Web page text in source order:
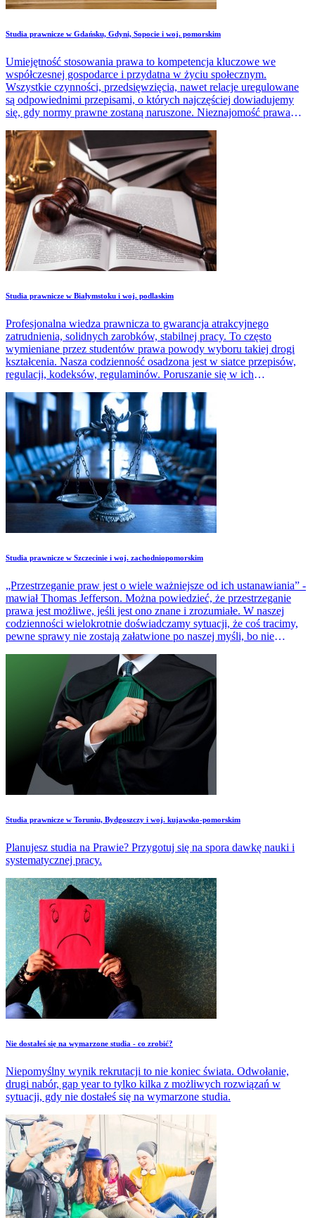
Studia prawnicze w Gdańsku, Gdyni, Sopocie i woj. pomorskim
Umiejętność stosowania prawa to kompetencja kluczowe we
współczesnej gospodarce i przydatna w życiu społecznym.
Wszystkie czynności, przedsięwzięcia, nawet relacje uregulowane
są odpowiednimi przepisami, o których najczęściej dowiadujemy
się, gdy normy prawne zostaną naruszone. Nieznajomość prawa
uregulowań jest niezrozumiałych, niekiedy niewłaściwie
interpretowanych, co może skutkować niepożądanymi efektami.
Studia prawnicze w Białymstoku i woj. podlaskim
Profesjonalna wiedza prawnicza to gwarancja atrakcyjnego
zatrudnienia, solidnych zarobków, stabilnej pracy. To często
wymieniane przez studentów prawa powody wyboru takiej drogi
kształcenia. Nasza codzienność osadzona jest w siatce przepisów,
regulacji, kodeksów, regulaminów. Poruszanie się w ich
może grozić dotkliwymi konsekwencjami. Zatem specjaliści z
zakresu prawa nie muszą się martwić o swoją przyszłość.W tym
artykule podpowiadamy, jakie są możliwości kształcenia w zakresie
prawa w Białymstoku i woj. podlaskim.
Studia prawnicze w Szczecinie i woj. zachodniopomorskim
„Przestrzeganie praw jest o wiele ważniejsze od ich ustanawiania” -
mawiał Thomas Jefferson. Można powiedzieć, że przestrzeganie
prawa jest możliwe, jeśli jest ono znane i zrozumiałe. W naszej
codzienności wielokrotnie doświadczamy sytuacji, że coś tracimy,
pewne sprawy nie zostają załatwione po naszej myśli, bo nie
interpretowanie przepisów może przysporzyć dotkliwych
problemów w obszarze biznesu, finansów.
Studia prawnicze w Toruniu, Bydgoszczy i woj. kujawsko-pomorskim
Planujesz studia na Prawie? Przygotuj się na spora dawkę nauki i
systematycznej pracy.
Nie dostałeś się na wymarzone studia - co zrobić?
Niepomyślny wynik rekrutacji to nie koniec świata. Odwołanie,
drugi nabór, gap year to tylko kilka z możliwych rozwiązań w
sytuacji, gdy nie dostałeś się na wymarzone studia.